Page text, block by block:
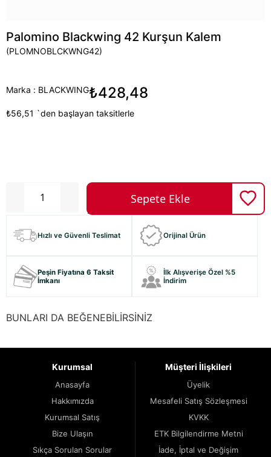
Palomino Blackwing 42 Kurşun Kalem
(PLOMNOBLCKWNG42)
Marka : BLACKWING₺428,48
₺56,51 `den başlayan taksitlerle
Hızlı ve Güvenli Teslimat Orijinal Ürün
Peşin Fiyatına 6 Taksit
İmkanı
İlk Alışverişe Özel %5
İndirim
BUNLARI DA BEĞENEBİLİRSİNİZ
Kurumsal
Anasayfa
Hakkımızda
Kurumsal Satış
Bize Ulaşın
Sıkça Sorulan Sorular
Müşteri İlişkileri
Üyelik
Mesafeli Satış Sözleşmesi
KVKK
ETK Bilgilendirme Metni
İade, İptal ve Değişim